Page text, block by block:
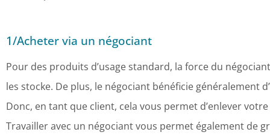
1/Acheter via un négociant
Pour des produits d’usage standard, la force du
les stocke. De plus, le négociant bénéficie généralement
Donc, en tant que client, cela vous permet d’enlever
Travailler avec un négociant vous permet également de